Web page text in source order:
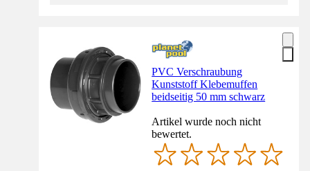
PVC Verschraubung
Kunststoff Klebemuffen
beidseitig 50 mm schwarz
Artikel wurde noch nicht
bewertet.